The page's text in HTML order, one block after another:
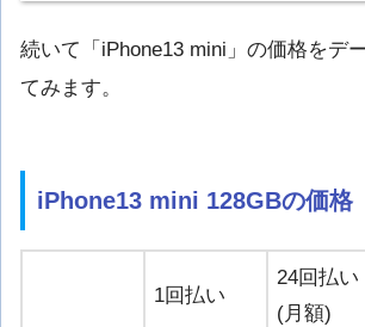
続いて「iPhone13 mini」の価格をデ
てみます。
iPhone13 mini 128GBの価格
1回払い
24回払い
(月額)